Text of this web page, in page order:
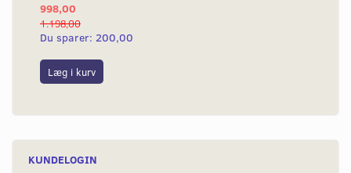
998,00
1.198,00
Du sparer: 200,00
Læg i kurv
KUNDELOGIN